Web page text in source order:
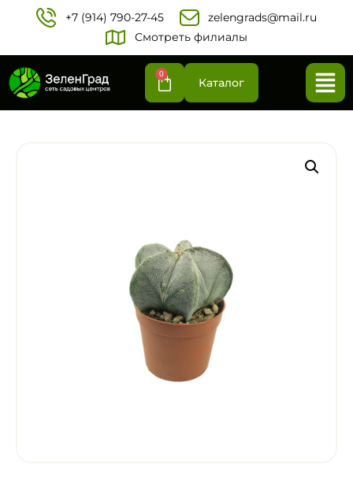
+7 (914) 790-27-45‬
zelengrads@mail.ru
Смотреть филиалы
0
Каталог